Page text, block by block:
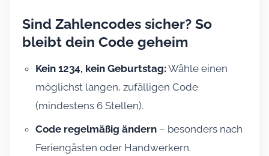
Sind Zahlencodes sicher? So
bleibt dein Code geheim
Kein 1234, kein Geburtstag: Wähle einen
möglichst langen, zufälligen Code
(mindestens 6 Stellen).
Code regelmäßig ändern – besonders nach
Feriengästen oder Handwerkern.